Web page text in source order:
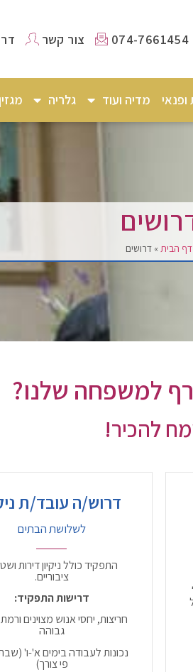
צור קשר
מדיה ועוד גלריה
דף הבית» דרושים
למשפחה שלנו?
להכיר!
דרוש/ה עובד/ת
לשלושת הבתים
התפקיד כולל ניקיון דירות
ציבוריים.
דרישות התפקיד:
חריצות, יחסי אנוש מצוינים
גבוהה
נכונות לעבודה בימים א'-ו'
פי צורך)